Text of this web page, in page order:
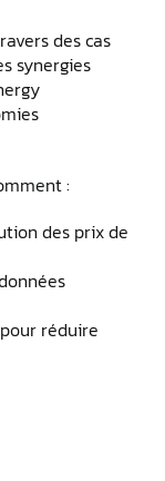
des cas
synergies
:
des prix de
réduire